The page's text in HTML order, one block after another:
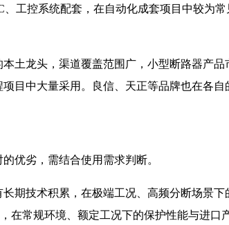
工控系统配套，在自动化成套项目中较为
土龙头，渠道覆盖范围广，小型断路器产
目中大量采用。良信、天正等品牌也在各自
优劣，需结合使用需求判断。
期技术积累，在极端工况、高频分断场景
常规环境、额定工况下的保护性能与进口